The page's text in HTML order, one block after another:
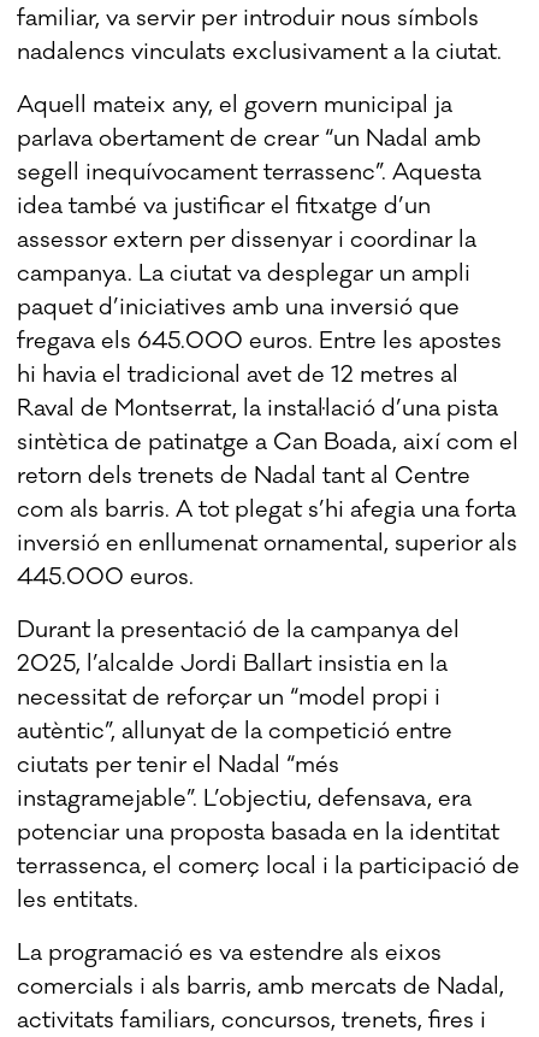
familiar, va servir per introduir nous símbols
nadalencs vinculats exclusivament a la ciutat.
Aquell mateix any, el govern municipal ja
parlava obertament de crear “un Nadal amb
segell inequívocament terrassenc”. Aquesta
idea també va justificar el fitxatge d’un
assessor extern per dissenyar i coordinar la
campanya. La ciutat va desplegar un ampli
paquet d’iniciatives amb una inversió que
fregava els 645.000 euros. Entre les apostes
hi havia el tradicional avet de 12 metres al
Raval de Montserrat, la instal·lació d’una pista
sintètica de patinatge a Can Boada, així com el
retorn dels trenets de Nadal tant al Centre
com als barris. A tot plegat s’hi afegia una forta
inversió en enllumenat ornamental, superior als
445.000 euros.
Durant la presentació de la campanya del
2025, l’alcalde Jordi Ballart insistia en la
necessitat de reforçar un “model propi i
autèntic”, allunyat de la competició entre
ciutats per tenir el Nadal “més
instagramejable”. L’objectiu, defensava, era
potenciar una proposta basada en la identitat
terrassenca, el comerç local i la participació de
les entitats.
La programació es va estendre als eixos
comercials i als barris, amb mercats de Nadal,
activitats familiars, concursos, trenets, fires i